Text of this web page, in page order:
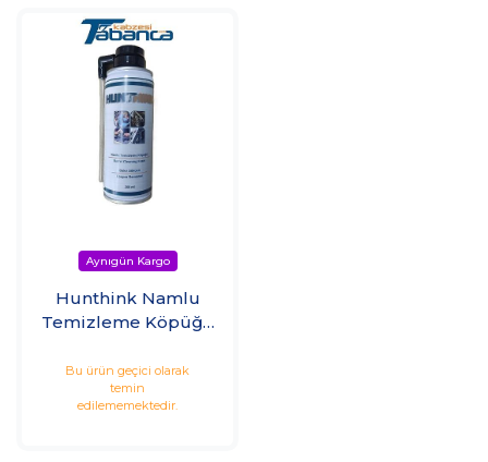
Hunthink Namlu
Temizleme Köpüğü
Bu ürün geçici olarak
temin
edilememektedir.